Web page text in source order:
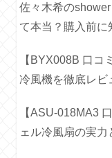
佐々木希の
て本当？購入前に
【BYX008B 口コ
冷風機を徹底レビ
【ASU-018MA3
ェル冷風扇の実力